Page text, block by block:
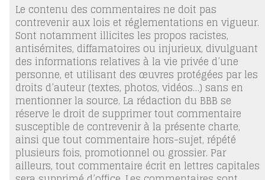
Le contenu des commentaires ne doit pas
contrevenir aux lois et réglementations en vigueur.
Sont notamment illicites les propos racistes,
antisémites, diffamatoires ou injurieux, divulguant
des informations relatives à la vie privée d’une
personne, et utilisant des œuvres protégées par les
droits d’auteur (textes, photos, vidéos…) sans en
mentionner la source. La rédaction du BBB se
réserve le droit de supprimer tout commentaire
susceptible de contrevenir à la présente charte,
ainsi que tout commentaire hors-sujet, répété
plusieurs fois, promotionnel ou grossier. Par
ailleurs, tout commentaire écrit en lettres capitales